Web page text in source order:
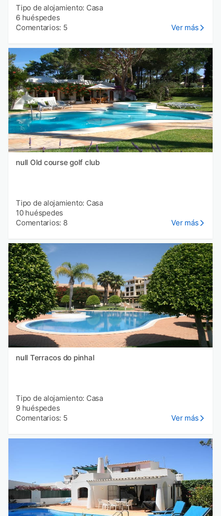
Tipo de alojamiento: Casa
6 huéspedes
Comentarios: 5
Ver más
null Old course golf club
Tipo de alojamiento: Casa
10 huéspedes
Comentarios: 8
Ver más
null Terracos do pinhal
Tipo de alojamiento: Casa
9 huéspedes
Comentarios: 5
Ver más